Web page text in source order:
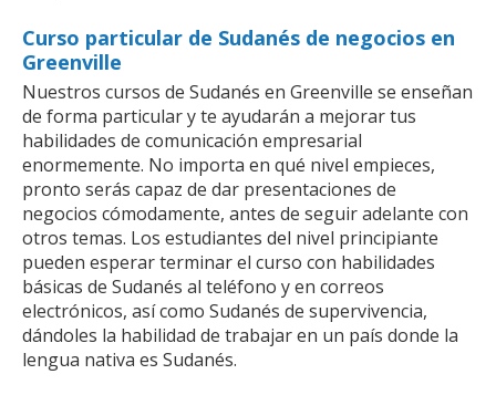
Curso particular de Sudanés de negocios en
Greenville
Nuestros cursos de Sudanés en Greenville se enseñan
de forma particular y te ayudarán a mejorar tus
habilidades de comunicación empresarial
enormemente. No importa en qué nivel empieces,
pronto serás capaz de dar presentaciones de
negocios cómodamente, antes de seguir adelante con
otros temas. Los estudiantes del nivel principiante
pueden esperar terminar el curso con habilidades
básicas de Sudanés al teléfono y en correos
electrónicos, así como Sudanés de supervivencia,
dándoles la habilidad de trabajar en un país donde la
lengua nativa es Sudanés.